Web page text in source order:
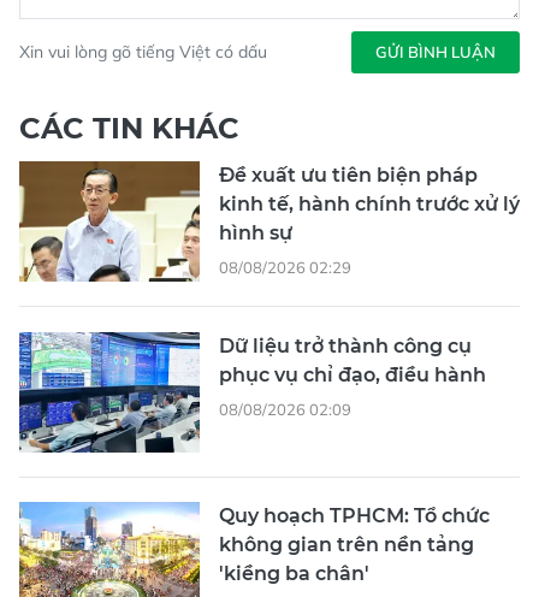
Xin vui lòng gõ tiếng Việt có dấu GỬI BÌNH LUẬN
CÁC TIN KHÁC
Đề xuất ưu tiên biện pháp
kinh tế, hành chính trước xử lý
hình sự
08/08/2026 02:29
Dữ liệu trở thành công cụ
phục vụ chỉ đạo, điều hành
08/08/2026 02:09
Quy hoạch TPHCM: Tổ chức
không gian trên nền tảng
'kiềng ba chân'